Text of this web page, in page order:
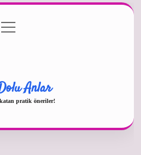
Politikası
menüyü
aç
Anlar
katan pratik öneriler!